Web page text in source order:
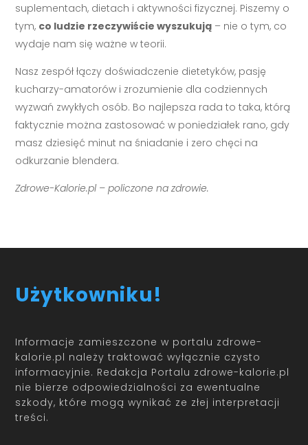
suplementach, dietach i aktywności fizycznej. Piszemy o
tym, co ludzie rzeczywiście wyszukują – nie o tym, co
wydaje nam się ważne w teorii.
Nasz zespół łączy doświadczenie dietetyków, pasję
kucharzy-amatorów i zrozumienie dla codziennych
wyzwań zwykłych osób. Bo najlepsza rada to taka, którą
faktycznie można zastosować w poniedziałek rano, gdy
masz dziesięć minut na śniadanie i zero chęci na
odkurzanie blendera.
Zdrowe-Kalorie.pl – policzone na zdrowie.
Użytkowniku!
Informacje zamieszczone w portalu zdrowe-
kalorie.pl należy traktować wyłącznie czysto
informacyjnie. Redakcja Portalu zdrowe-kalorie.pl
nie bierze odpowiedzialności za ewentualne
szkody, które mogą wynikać ze złej interpretacji
treści.